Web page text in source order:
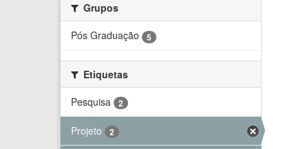
Grupos
Pós Graduação
5
Etiquetas
Pesquisa
2
Projeto 2